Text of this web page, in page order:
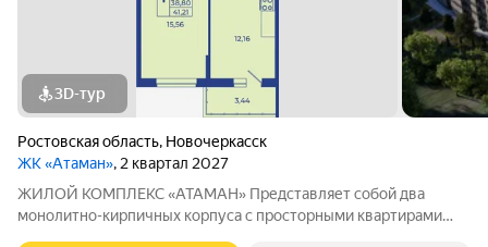
3D-тур
Ростовская область, Новочеркасск
ЖК «Атаман», 2 квартал 2027
ЖИЛОЙ КОМПЛЕКС «АТАМАН» Представляет собой два
монолитно-кирпичных корпуса с просторными квартирами